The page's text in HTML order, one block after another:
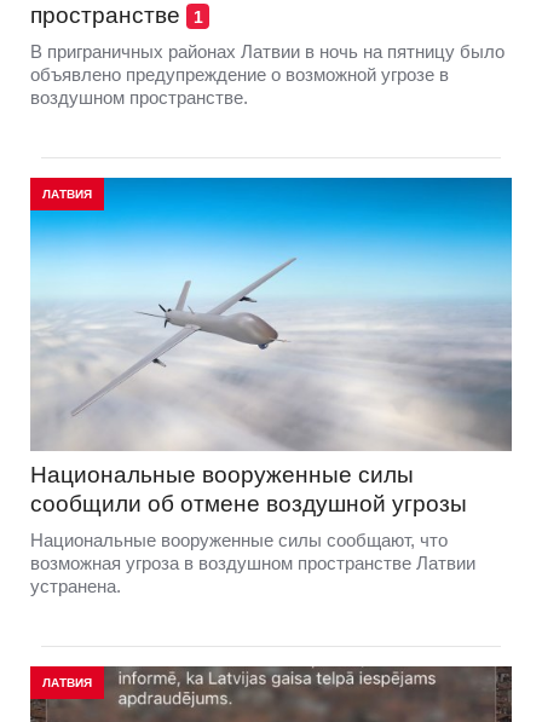
пространстве
1
В приграничных районах Латвии в ночь на пятницу было
объявлено предупреждение о возможной угрозе в
воздушном пространстве.
ЛАТВИЯ
Национальные вооруженные силы
сообщили об отмене воздушной угрозы
Национальные вооруженные силы сообщают, что
возможная угроза в воздушном пространстве Латвии
устранена.
ЛАТВИЯ